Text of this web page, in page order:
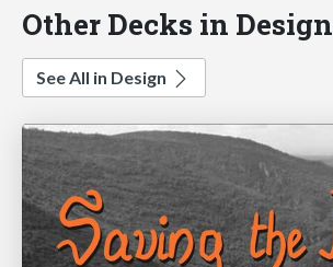
Other Decks in Design
See All in Design